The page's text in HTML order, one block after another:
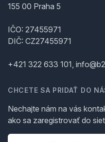
155 00 Praha 5
IČO: 27455971
DIČ: CZ27455971
+421 322 633 101,
CHCETE SA PRIDAŤ DO
Nechajte nám na vás
ako sa zaregistrovať do
Telefón